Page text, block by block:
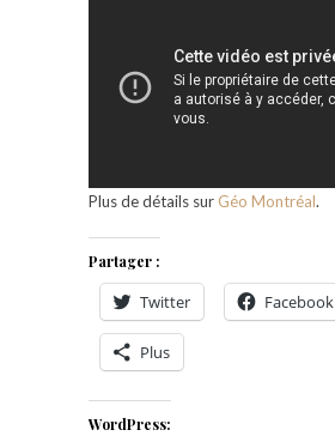
Plus de détails sur Géo Montréal.
Partager :
Twitter Facebook
Plus
WordPress: